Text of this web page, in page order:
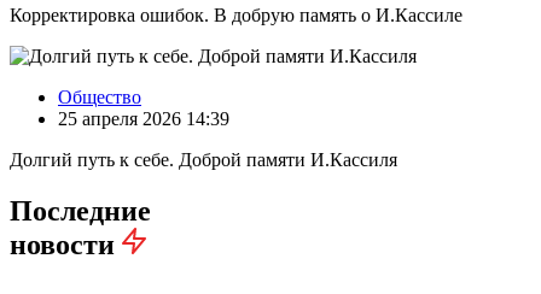
Корректировка ошибок. В добрую память о И.Кассиле
Общество
25 апреля 2026 14:39
Долгий путь к себе. Доброй памяти И.Кассиля
Последние
новости